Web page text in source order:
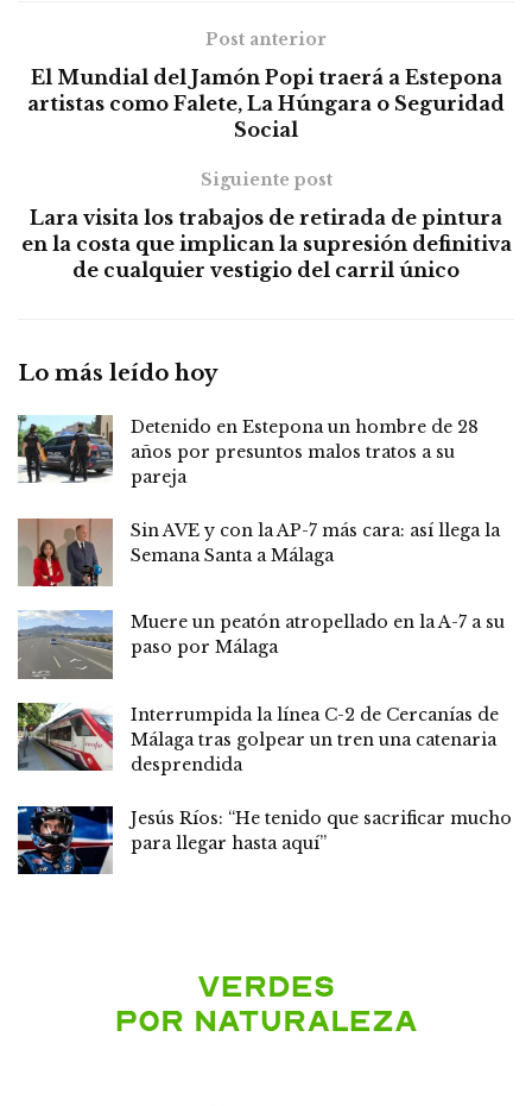
Post anterior
El Mundial del Jamón Popi traerá a Estepona
artistas como Falete, La Húngara o Seguridad
Social
Siguiente post
Lara visita los trabajos de retirada de pintura
en la costa que implican la supresión definitiva
de cualquier vestigio del carril único
Lo más leído hoy
Detenido en Estepona un hombre de 28
años por presuntos malos tratos a su
pareja
Sin AVE y con la AP-7 más cara: así llega la
Semana Santa a Málaga
Muere un peatón atropellado en la A-7 a su
paso por Málaga
Interrumpida la línea C-2 de Cercanías de
Málaga tras golpear un tren una catenaria
desprendida
Jesús Ríos: “He tenido que sacrificar mucho
para llegar hasta aquí”